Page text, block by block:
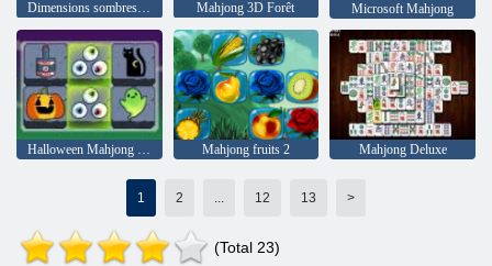
Mahjong 3D Forêt Microsoft Mahjong
Mahjong fruits 2 Mahjong Deluxe
1 2 12 13 >
(Total 23)